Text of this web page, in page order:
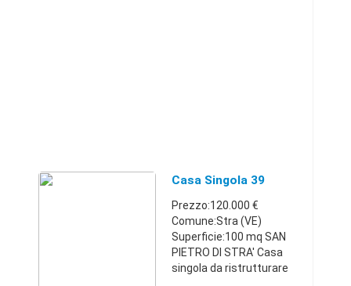
Casa Singola 39
Prezzo:120.000 €
Comune:Stra (VE)
Superficie:100 mq SAN
PIETRO DI STRA' Casa
singola da ristrutturare